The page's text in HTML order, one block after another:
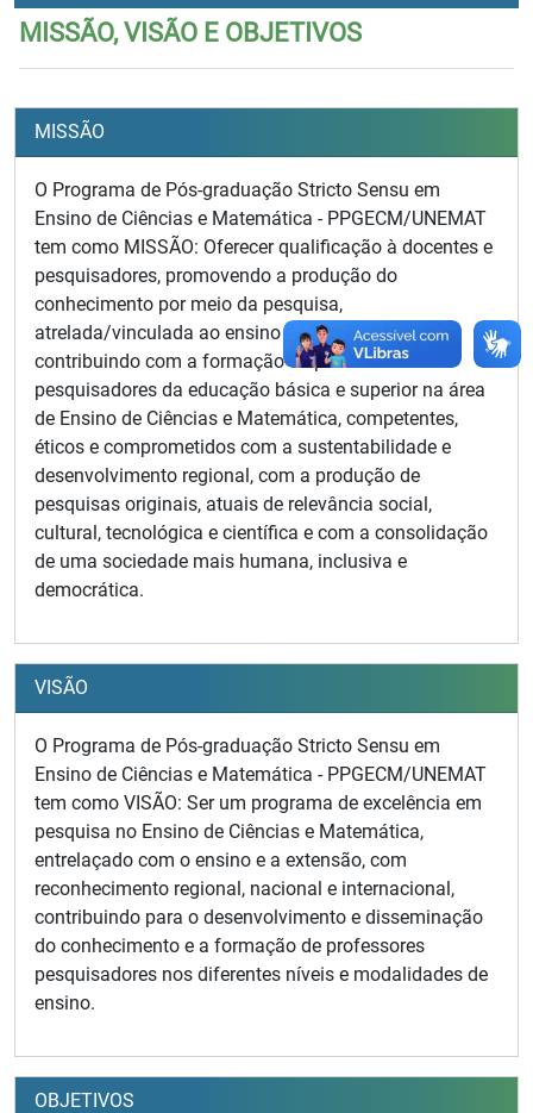
MISSÃO, VISÃO E OBJETIVOS
MISSÃO
O Programa de Pós-graduação Stricto Sensu em
Ensino de Ciências e Matemática - PPGECM/UNEMAT
tem como MISSÃO: Oferecer qualificação à docentes e
pesquisadores, promovendo a produção do
conhecimento por meio da pesquisa,
atrelada/vinculada ao ensino e a extensão,
contribuindo com a formação de professores
pesquisadores da educação básica e superior na área
de Ensino de Ciências e Matemática, competentes,
éticos e comprometidos com a sustentabilidade e
desenvolvimento regional, com a produção de
pesquisas originais, atuais de relevância social,
cultural, tecnológica e científica e com a consolidação
de uma sociedade mais humana, inclusiva e
democrática.
VISÃO
O Programa de Pós-graduação Stricto Sensu em
Ensino de Ciências e Matemática - PPGECM/UNEMAT
tem como VISÃO: Ser um programa de excelência em
pesquisa no Ensino de Ciências e Matemática,
entrelaçado com o ensino e a extensão, com
reconhecimento regional, nacional e internacional,
contribuindo para o desenvolvimento e disseminação
do conhecimento e a formação de professores
pesquisadores nos diferentes níveis e modalidades de
ensino.
OBJETIVOS